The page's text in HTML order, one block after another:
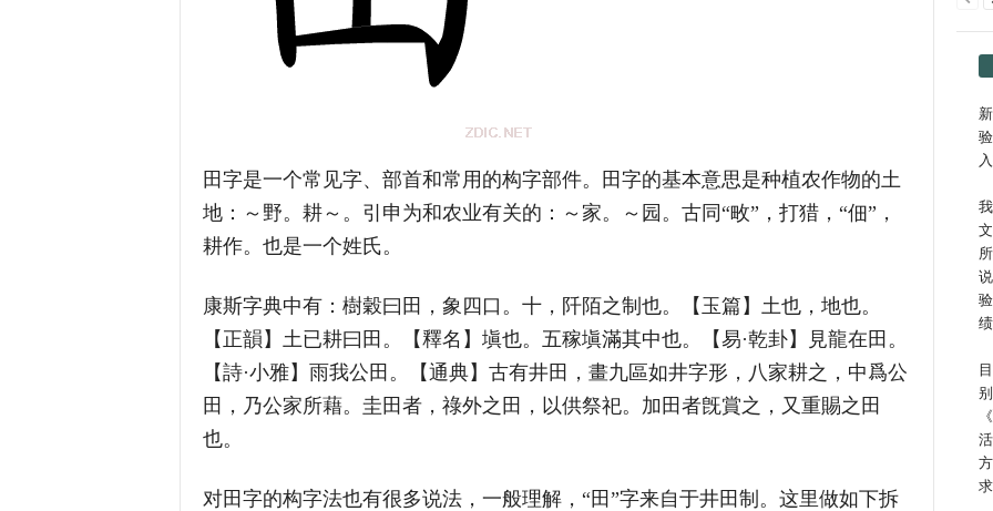
田字是一个常见字、部首和常用的构字部件。田字的基本意思是种植农作物的土
地：～野。耕～。引申为和农业有关的：～家。～园。古同“畋”，打猎，“佃”，
耕作。也是一个姓氏。
康斯字典中有：樹穀曰田，象四口。十，阡陌之制也。【玉篇】土也，地也。
【正韻】土已耕曰田。【釋名】塡也。五稼塡滿其中也。【易·乾卦】見龍在田。
【詩·小雅】雨我公田。【通典】古有井田，畫九區如井字形，八家耕之，中爲公
田，乃公家所藉。圭田者，祿外之田，以供祭祀。加田者旣賞之，又重賜之田
也。
对田字的构字法也有很多说法，一般理解，“田”字来自于井田制。这里做如下拆
求